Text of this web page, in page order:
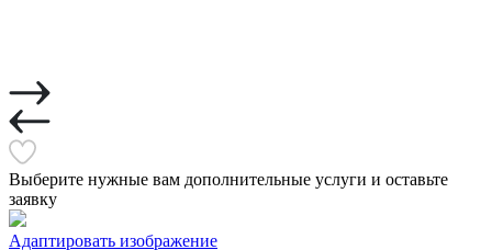
Выберите нужные вам дополнительные услуги и оставьте
заявку
Адаптировать изображение